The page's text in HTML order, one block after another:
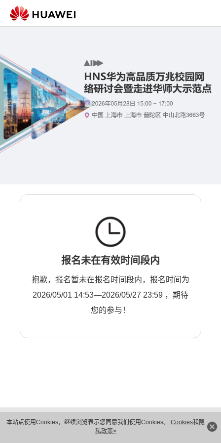
本站点使用Cookies，继续浏览表示您同意我们使用Cookies。 Cookies和隐
私政策>
报名未在有效时间段内
抱歉，报名暂未在报名时间段内，报名时间为
2026/05/01 14:53—2026/05/27 23:59 ，期待
您的参与！
隐私保护
法律声明